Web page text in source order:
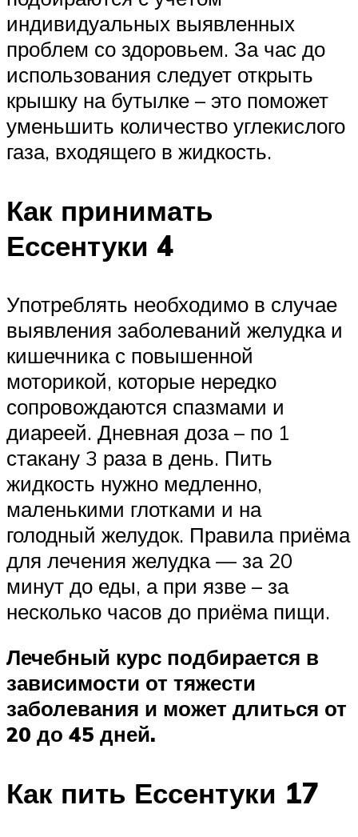
индивидуальных выявленных
проблем со здоровьем. За час до
использования следует открыть
крышку на бутылке – это поможет
уменьшить количество углекислого
газа, входящего в жидкость.
Как принимать
Ессентуки 4
Употреблять необходимо в случае
выявления заболеваний желудка и
кишечника с повышенной
моторикой, которые нередко
сопровождаются спазмами и
диареей. Дневная доза – по 1
стакану 3 раза в день. Пить
жидкость нужно медленно,
маленькими глотками и на
голодный желудок. Правила приёма
для лечения желудка — за 20
минут до еды, а при язве – за
несколько часов до приёма пищи.
Лечебный курс подбирается в
зависимости от тяжести
заболевания и может длиться от
20 до 45 дней.
Как пить Ессентуки 17